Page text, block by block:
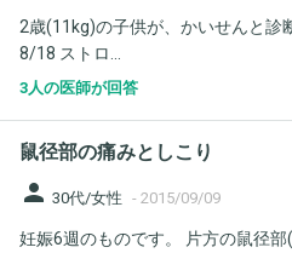
2歳(11kg)の子供が、かいせんと診
8/18 ストロ...
3人の医師が回答
鼠径部の痛みとしこり
person 30代/女性 - 2015/09/09
妊娠6週のものです。 片方の鼠径部(パンツのライン 真ん中あたり)